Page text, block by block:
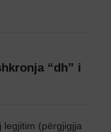
“dh” i
legjitim (përgjigjja